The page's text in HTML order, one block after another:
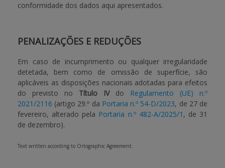
conformidade dos dados aqui apresentados.
PENALIZAÇÕES E REDUÇÕES
Em caso de incumprimento ou qualquer irregularidade
detetada, bem como de omissão de superfície, são
aplicáveis as disposições nacionais adotadas para efeitos
do previsto no Título IVdo
Regulamento (UE) n.º
2021/2116 (artigo 29.º da Portaria n.º 54-D/2023, de 27 de
fevereiro, alterado pela Portaria n.º 482-A/2025/1 , de 31
de dezembro).
Text written according to Ortographic Agreement.